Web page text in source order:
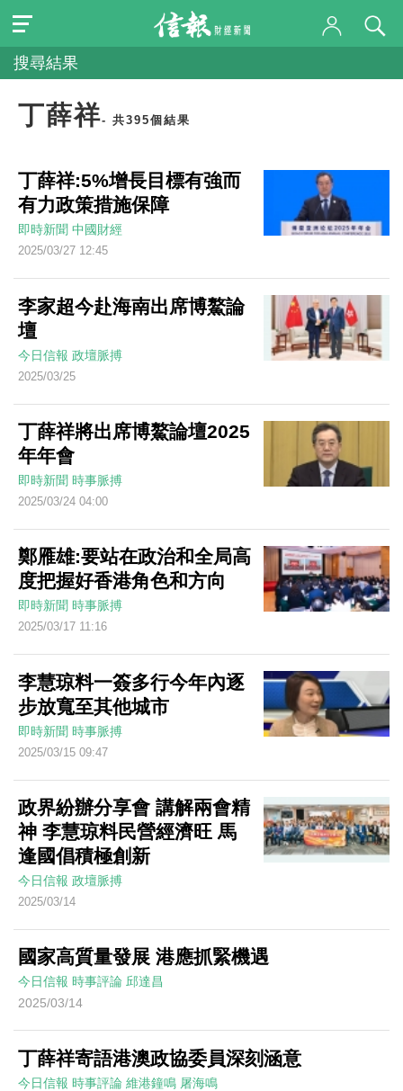
搜尋結果
丁薛祥- 共395個結果
丁薛祥:5%增長目標有強而
有力政策措施保障
即時新聞 中國財經
2025/03/27 12:45
李家超今赴海南出席博鰲論
壇
今日信報 政壇脈搏
2025/03/25
丁薛祥將出席博鰲論壇2025
年年會
即時新聞 時事脈搏
2025/03/24 04:00
鄭雁雄:要站在政治和全局高
度把握好香港角色和方向
即時新聞 時事脈搏
2025/03/17 11:16
李慧琼料一簽多行今年內逐
步放寬至其他城市
即時新聞 時事脈搏
2025/03/15 09:47
政界紛辦分享會 講解兩會精
神 李慧琼料民營經濟旺 馬
逢國倡積極創新
今日信報 政壇脈搏
2025/03/14
國家高質量發展 港應抓緊機遇
今日信報 時事評論 邱達昌
2025/03/14
丁薛祥寄語港澳政協委員深刻涵意
今日信報 時事評論 維港鐘鳴 屠海鳴